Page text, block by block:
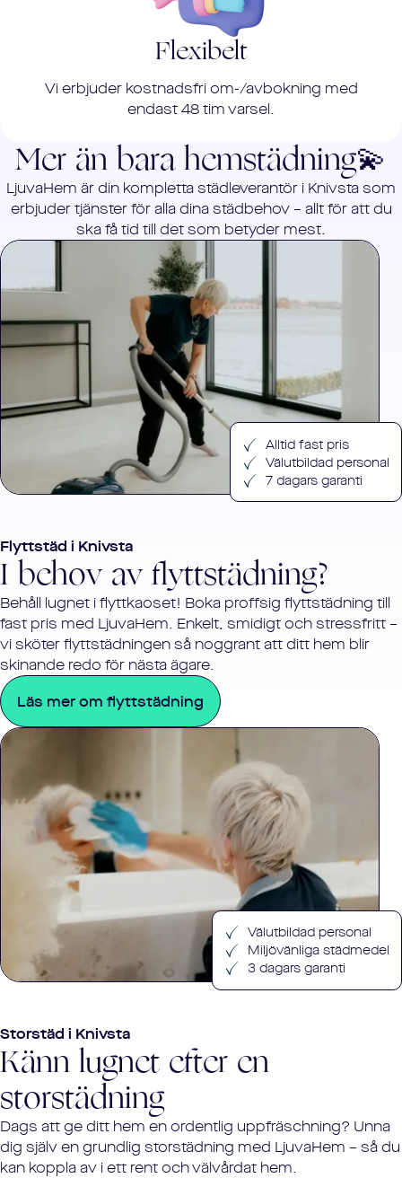
Flexibelt
Vi erbjuder kostnadsfri om-/avbokning med
endast 48 tim varsel.
Mer än bara hemstädning💫
LjuvaHem är din kompletta städleverantör i Knivstasom
erbjuder tjänster för alla dina städbehov – allt för att du
ska få tid till det som betyder mest.
Alltid fast pris
Välutbildad personal
7 dagars garanti
Flyttstäd i Knivsta
I behov av flyttstädning?
Behåll lugnet i flyttkaoset! Boka proffsig flyttstädning till
fast pris med LjuvaHem. Enkelt, smidigt och stressfritt –
vi sköter flyttstädningen så noggrant att ditt hem blir
skinande redo för nästa ägare.
Läs mer om flyttstädning
Storstäd i Knivsta
Känn lugnet efter en
storstädning
Dags att ge ditt hem en ordentlig uppfräschning? Unna
dig själv en grundlig storstädning med LjuvaHem – så du
kan koppla av i ett rent och välvårdat hem.
Välutbildad personal
Miljövänliga städmedel
3 dagars garanti